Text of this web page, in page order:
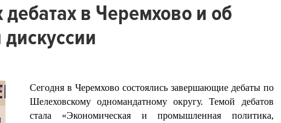
в Черемхово и об
Сегодня в Черемхово состоялись завершающие дебаты по
Шелеховскому одномандатному округу. Темой дебатов
стала «Экономическая и промышленная политика,